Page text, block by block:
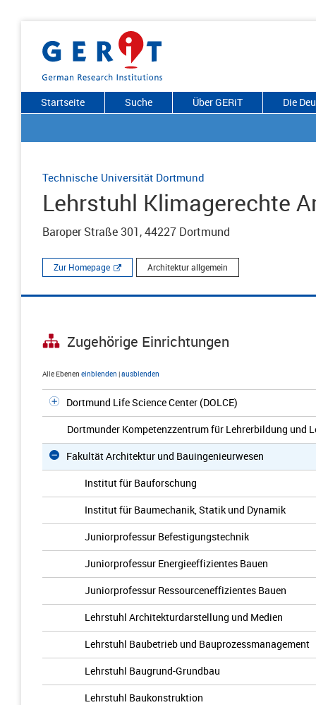
Startseite Suche Über GERiT Die
Technische Universität Dortmund
Lehrstuhl Klimagerechte
Baroper Straße 301, 44227 Dortmund
Zur Homepage Architektur allgemein
Zugehörige Einrichtungen
Alle Ebenen einblenden |ausblenden
Dortmund Life Science Center (DOLCE)
Dortmunder Kompetenzzentrum für Lehrerbildung und
Fakultät Architektur und Bauingenieurwesen
Institut für Bauforschung
Institut für Baumechanik, Statik und Dynamik
Juniorprofessur Befestigungstechnik
Juniorprofessur Energieeffizientes Bauen
Juniorprofessur Ressourceneffizientes Bauen
Lehrstuhl Architekturdarstellung und Medien
Lehrstuhl Baubetrieb und Bauprozessmanagement
Lehrstuhl Baugrund-Grundbau
Lehrstuhl Baukonstruktion